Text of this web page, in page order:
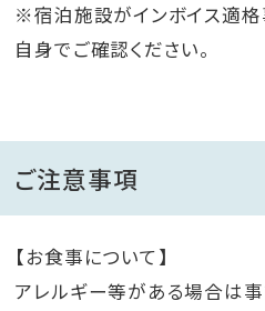
※宿泊施設がインボイス適
自身でご確認ください。
ご注意事項
【お食事について】
アレルギー等がある場合は事